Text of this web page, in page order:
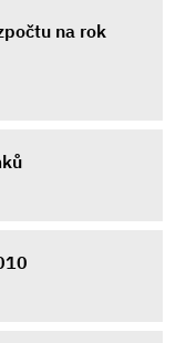
na rok